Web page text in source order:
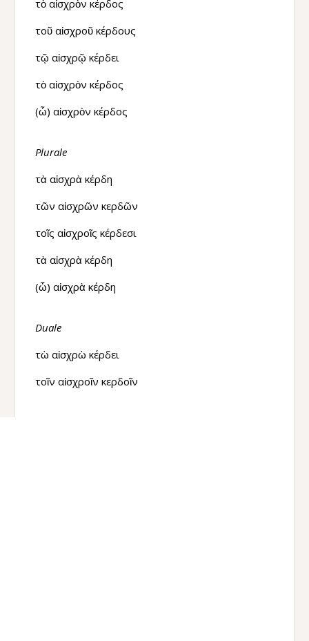
τὸ αἰσχρὸν κέρδος
τοῦ αἰσχροῦ κέρδους
τῷ αἰσχρῷ κέρδει
τὸ αἰσχρὸν κέρδος
(ὦ) αἰσχρὸν κέρδος
Plurale
τὰ αἰσχρὰ κέρδη
τῶν αἰσχρῶν κερδῶν
τοῖς αἰσχροῖς κέρδεσι
τὰ αἰσχρὰ κέρδη
(ὦ) αἰσχρὰ κέρδη
Duale
τὼ αἰσχρὼ κέρδει
τοῖν αἰσχροῖν κερδοῖν